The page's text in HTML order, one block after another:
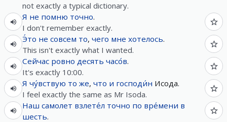
not exactly a typical dictionary.
Я не помню точно.
I don't remember exactly.
Э́то не совсем то, чего мне хотелось.
This isn't exactly what I wanted.
Сейчас ровно десять часо́в.
It's exactly 10:00.
Я чу́вствую то же, что и господи́н Исода.
I feel exactly the same as Mr Isoda.
Наш самолет взлете́л точно по вре́мени в
шесть.